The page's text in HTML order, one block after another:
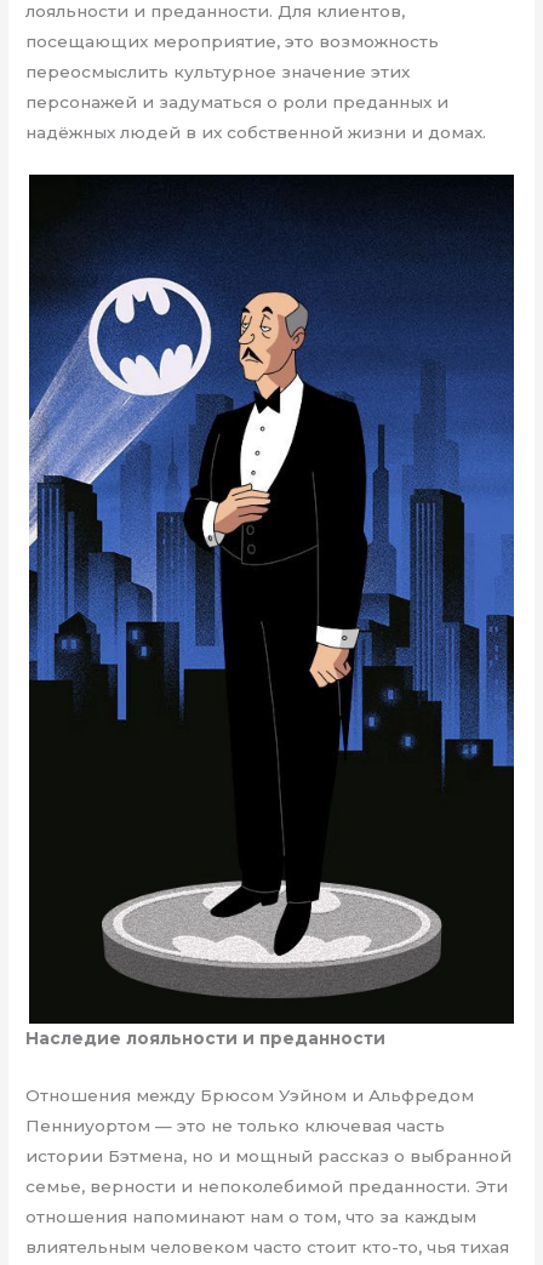
лояльности и преданности. Для клиентов,
посещающих мероприятие, это возможность
переосмыслить культурное значение этих
персонажей и задуматься о роли преданных и
надёжных людей в их собственной жизни и домах.
Наследие лояльности и преданности
Отношения между Брюсом Уэйном и Альфредом
Пенниуортом — это не только ключевая часть
истории Бэтмена, но и мощный рассказ о выбранной
семье, верности и непоколебимой преданности. Эти
отношения напоминают нам о том, что за каждым
влиятельным человеком часто стоит кто-то, чья тихая